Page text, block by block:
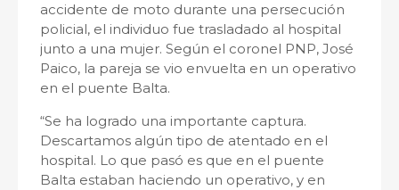
accidente de moto durante una persecución
policial, el individuo fue trasladado al hospital
junto a una mujer. Según el coronel PNP, José
Paico, la pareja se vio envuelta en un operativo
en el puente Balta.
“Se ha logrado una importante captura.
Descartamos algún tipo de atentado en el
hospital. Lo que pasó es que en el puente
Balta estaban haciendo un operativo, y en